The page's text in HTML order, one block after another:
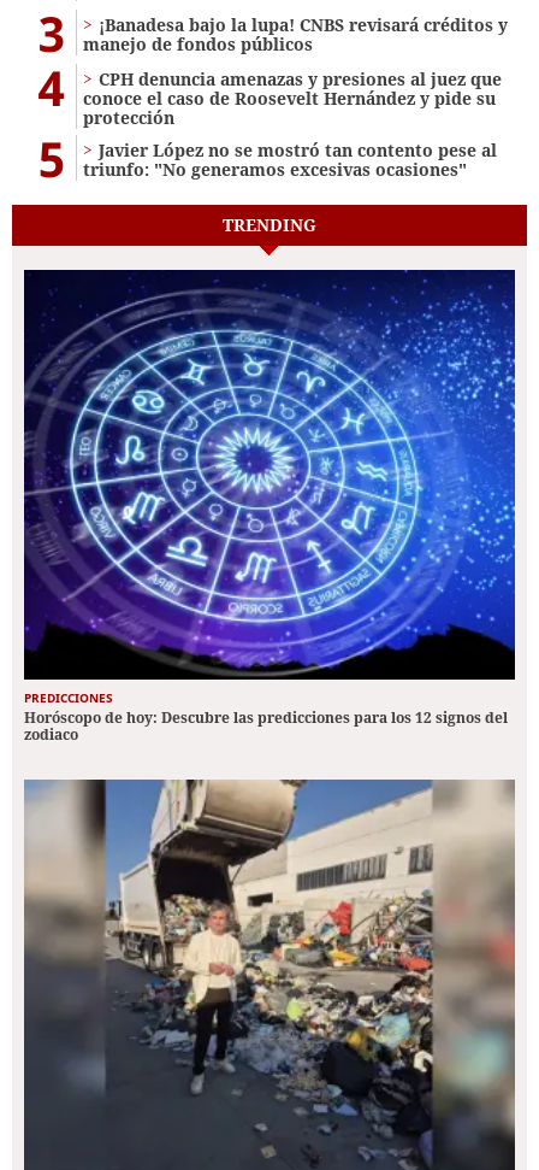
3
¡Banadesa bajo la lupa! CNBS revisará créditos y
manejo de fondos públicos
4
CPH denuncia amenazas y presiones al juez que
conoce el caso de Roosevelt Hernández y pide su
protección
5
Javier López no se mostró tan contento pese al
triunfo: "No generamos excesivas ocasiones"
TRENDING
PREDICCIONES
Horóscopo de hoy: Descubre las predicciones para los 12 signos del
zodiaco